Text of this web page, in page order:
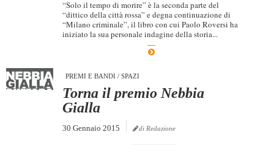
Rassegna Stampa
“Solo il tempo di morire” è la seconda parte del
“dittico della città rossa” e degna continuazione di
“Milano criminale”, il libro con cui Paolo Roversi ha
iniziato la sua personale indagine della storia...
PREMI E BANDI / SPAZI
Torna il premio Nebbia
Gialla
30 Gennaio 2015 di Redazione